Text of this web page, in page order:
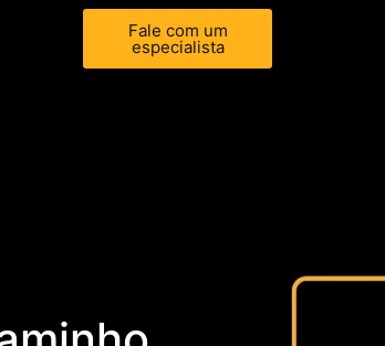
Fale com um
especialista